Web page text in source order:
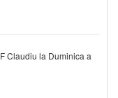
Claudiu la Duminica a